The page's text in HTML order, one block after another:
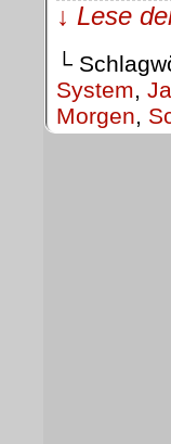
↓ Lese
└
System,
Morgen,